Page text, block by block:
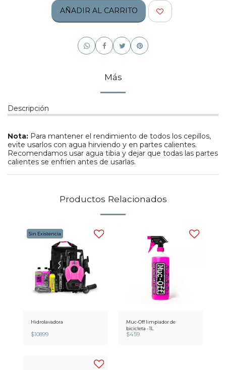
AÑADIR AL CARRITO
Más
Descripción
Nota: Para mantener el rendimiento de todos los cepillos,
evite usarlos con agua hirviendo y en partes calientes.
Recomendamos usar agua tibia y dejar que todas las partes
calientes se enfríen antes de usarlas.
Productos Relacionados
Sin Existencia
Hidrolavadora
$10899
Muc-Off limpiador de
bicicleta - 1L
$459